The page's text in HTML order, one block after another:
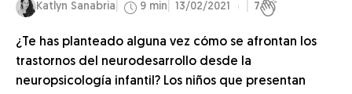
Katlyn Sanabria 9 min 13/02/2021 7
¿Te has planteado alguna vez cómo se afrontan los
trastornos del neurodesarrollo desde la
neuropsicología infantil? Los niños que presentan